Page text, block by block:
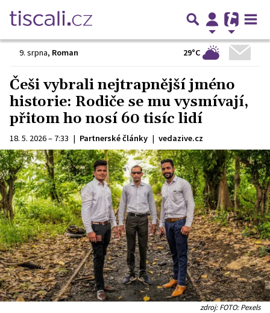
9. srpna, Roman 29°C
Češi vybrali nejtrapnější jméno
historie: Rodiče se mu vysmívají,
přitom ho nosí 60 tisíc lidí
18. 5. 2026 – 7:33 | Partnerské články | vedazive.cz
zdroj: FOTO: Pexels